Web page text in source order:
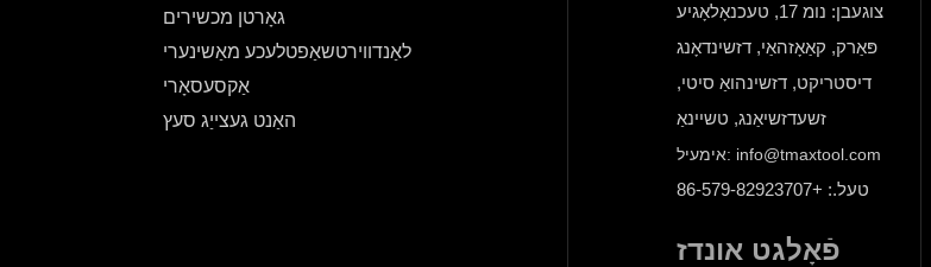
גאָרטן מכשירים
לאַנדווירטשאַפטלעכע מאַשינערי
אַקסעסאָרי
האַנט געצייַג סעץ
צוגעבן: נומ 17, טעכנאָלאָגיע
פּאַרק, קאַאָזהאַי, דזשינדאָנג
דיסטריקט, דזשינהואַ סיטי,
זשעדזשיאַנג, טשיינאַ
אימעיל: info@tmaxtool.com
טעל.: +86-579-82923707
פֿאָלגט אונדז